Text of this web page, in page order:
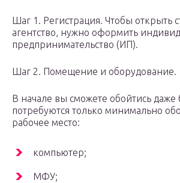
Шаг 1. Регистрация. Чтобы открыть
агентство, нужно оформить
предпринимательство (ИП).
Шаг 2. Помещение и оборудование.
В начале вы сможете обойтись даже
потребуются только минимально
рабочее место:
компьютер;
МФУ;